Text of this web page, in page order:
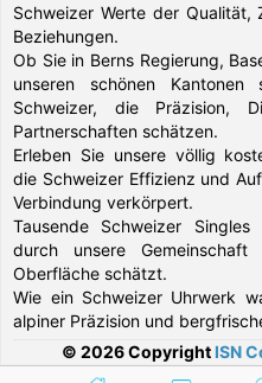
Schweizer Werte der Qualität,
Beziehungen.
Ob Sie in Berns Regierung,
unseren schönen
Schweizer, die Präzision,
Partnerschaften schätzen.
Erleben Sie unsere völlig
die Schweizer Effizienz und
Verbindung verkörpert.
Tausende Schweizer
durch unsere
Oberfläche schätzt.
Wie ein Schweizer Uhrwerk
alpiner Präzision und
© 2026 Copyright ISN